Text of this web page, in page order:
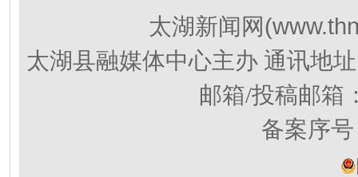
太湖新闻网
太湖县融媒体中心主办 通讯地
邮箱/投稿邮箱
备案序